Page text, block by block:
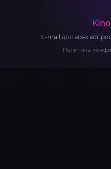
E-mail для всех
Политика